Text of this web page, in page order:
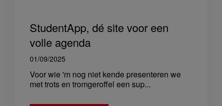
StudentApp, dé site voor een
volle agenda
01/09/2025
Voor wie 'm nog niet kende presenteren we
met trots en tromgeroffel een sup...